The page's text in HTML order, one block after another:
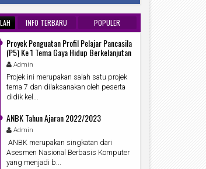
27 Apr
2026 30
INFO TERBARU POPULER
Proyek Penguatan Profil Pelajar Pancasila
(P5) Ke 1 Tema Gaya Hidup Berkelanjutan
Admin
Projek ini merupakan salah satu projek
tema 7 dan dilaksanakan oleh peserta
didik kel...
ANBK Tahun Ajaran 2022/2023
Admin
ANBK merupakan singkatan dari
Asesmen Nasional Berbasis Komputer
yang menjadi b...